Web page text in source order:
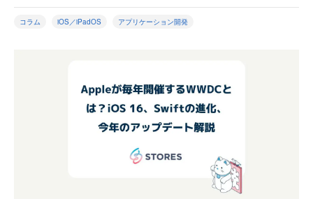
コラム iOS／iPadOS アプリケーション開発